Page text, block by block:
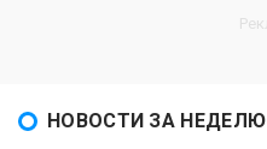
НОВОСТИ ЗА НЕДЕЛЮ